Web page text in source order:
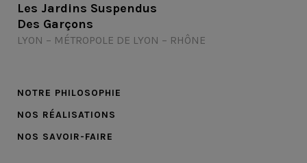
Les Jardins Suspendus
Des Garçons
LYON – MÉTROPOLE DE LYON – RHÔNE
NOTRE PHILOSOPHIE
NOS RÉALISATIONS
NOS SAVOIR-FAIRE